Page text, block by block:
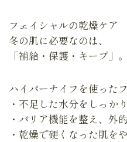
フェイシャルの乾燥ケア
冬の肌に必要なのは、
「補給・保護・キープ」。
ハイパーナイフを使った
・不足した水分をしっか
・バリア機能を整え、外
・乾燥で硬くなった肌を